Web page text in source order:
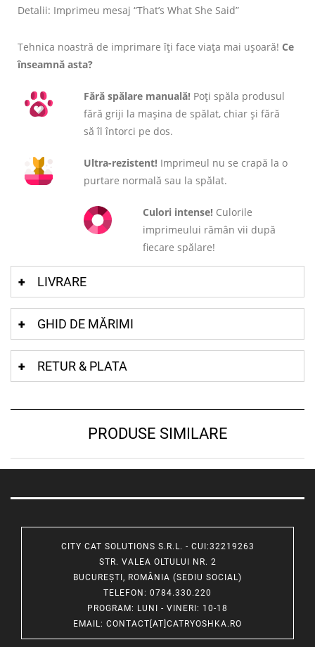
Detalii: Imprimeu mesaj “That’s What She Said”
Tehnica noastră de imprimare îți face viața mai ușoară! Ce
înseamnă asta?
Fără spălare manuală! Poți spăla produsul
fără griji la mașina de spălat, chiar și fără
să îl întorci pe dos.
Ultra-rezistent! Imprimeul nu se crapă la o
purtare normală sau la spălat.
Culori intense! Culorile
imprimeului rămân vii după
fiecare spălare!
LIVRARE
GHID DE MĂRIMI
RETUR & PLATA
PRODUSE SIMILARE
CITY CAT SOLUTIONS S.R.L. - CUI:32219263
STR. VALEA OLTULUI NR. 2
BUCUREȘTI, ROMÂNIA (SEDIU SOCIAL)
TELEFON : 0784.330.220
PROGRAM: LUNI - VINERI: 10-18
EMAIL: CONTACT[AT]CATRYOSHKA.RO